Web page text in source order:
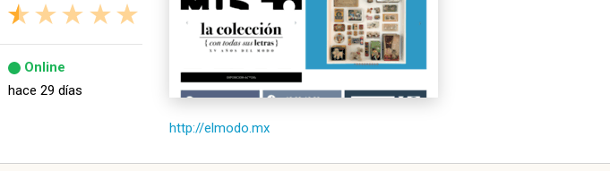
Online
hace 29 días
http://elmodo.mx